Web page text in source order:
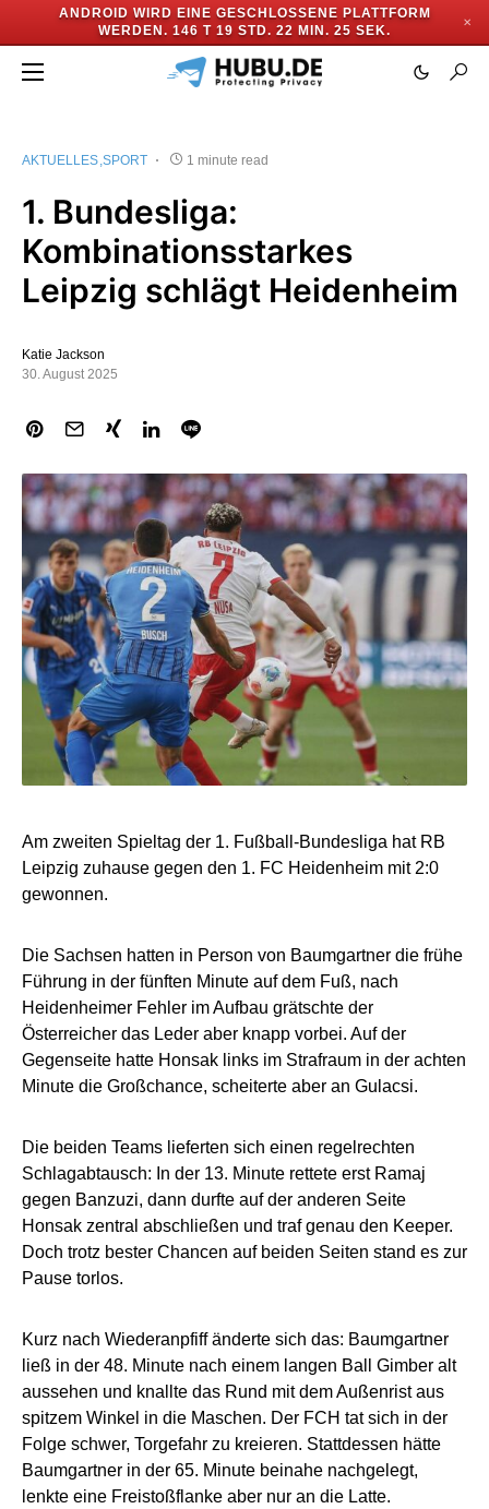
ANDROID WIRD EINE GESCHLOSSENE PLATTFORM
WERDEN. 146 T 19 STD. 22 MIN. 24 SEK.
✕
AKTUELLES SPORT 1 minute read
1. Bundesliga:
Kombinationsstarkes
Leipzig schlägt Heidenheim
Katie Jackson
30. August 2025
Am zweiten Spieltag der 1. Fußball-Bundesliga hat RB
Leipzig zuhause gegen den 1. FC Heidenheim mit 2:0
gewonnen.
Die Sachsen hatten in Person von Baumgartner die frühe
Führung in der fünften Minute auf dem Fuß, nach
Heidenheimer Fehler im Aufbau grätschte der
Österreicher das Leder aber knapp vorbei. Auf der
Gegenseite hatte Honsak links im Strafraum in der achten
Minute die Großchance, scheiterte aber an Gulacsi.
Die beiden Teams lieferten sich einen regelrechten
Schlagabtausch: In der 13. Minute rettete erst Ramaj
gegen Banzuzi, dann durfte auf der anderen Seite
Honsak zentral abschließen und traf genau den Keeper.
Doch trotz bester Chancen auf beiden Seiten stand es zur
Pause torlos.
Kurz nach Wiederanpfiff änderte sich das: Baumgartner
ließ in der 48. Minute nach einem langen Ball Gimber alt
aussehen und knallte das Rund mit dem Außenrist aus
spitzem Winkel in die Maschen. Der FCH tat sich in der
Folge schwer, Torgefahr zu kreieren. Stattdessen hätte
Baumgartner in der 65. Minute beinahe nachgelegt,
lenkte eine Freistoßflanke aber nur an die Latte.